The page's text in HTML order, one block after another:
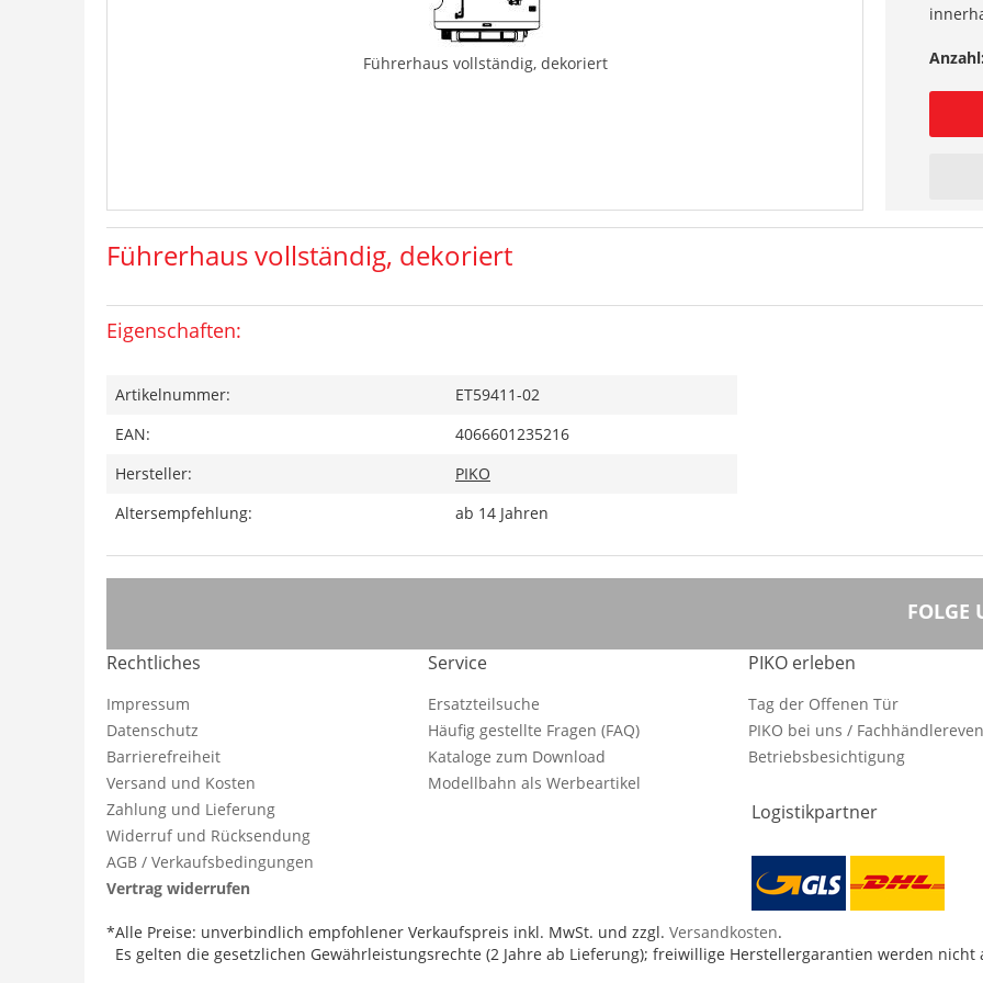
Führerhaus vollständig, dekoriert
Führerhaus vollständig, dekoriert
Eigenschaften:
Artikelnummer:
ET59411-02
EAN:
4066601235216
Hersteller:
PIKO
Altersempfehlung:
ab 14 Jahren
FOLGE
Rechtliches
Impressum
Datenschutz
Barrierefreiheit
Versand und Kosten
Zahlung und Lieferung
Widerruf und Rücksendung
AGB / Verkaufsbedingungen
Vertrag widerrufen
Service
Ersatzteilsuche
Häufig gestellte Fragen (FAQ)
Kataloge zum Download
Modellbahn als Werbeartikel
PIKO erleben
Tag der Offenen Tür
PIKO bei uns /
Betriebsbesichtigung
Logistikpartner
*Alle Preise: unverbindlich empfohlener Verkaufspreis inkl. MwSt. und zzgl. Versandkosten.
Es gelten die gesetzlichen Gewährleistungsrechte (2 Jahre ab Lieferung); freiwillige Herstellergarantien werden nicht